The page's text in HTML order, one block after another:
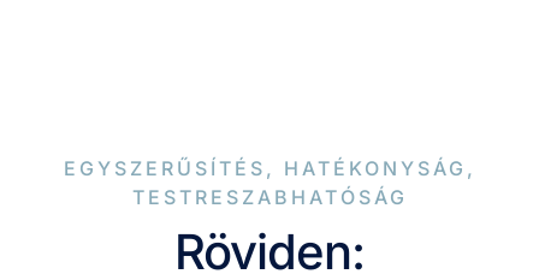
EGYSZERŰSÍTÉS, HATÉKONYSÁG,
TESTRESZABHATÓSÁG
Röviden: